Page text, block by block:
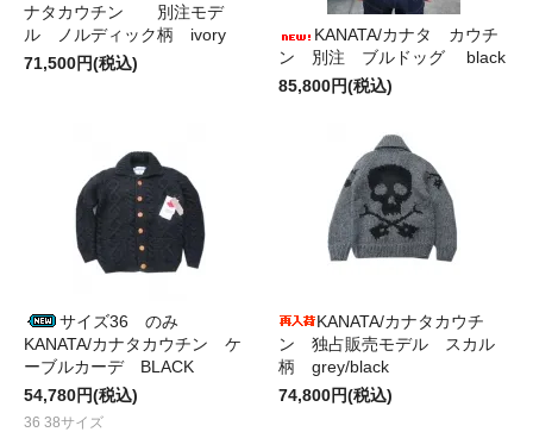
ナタカウチン 別注モデ
ル ノルディック柄 ivory
71,500円(税込)
KANATA/カナタ カウチ
ン 別注 ブルドッグ black
85,800円(税込)
サイズ36 のみ
KANATA/カナタカウチン ケ
ーブルカーデ BLACK
54,780円(税込)
36 38サイズ
KANATA/カナタカウチ
ン 独占販売モデル スカル
柄 grey/black
74,800円(税込)